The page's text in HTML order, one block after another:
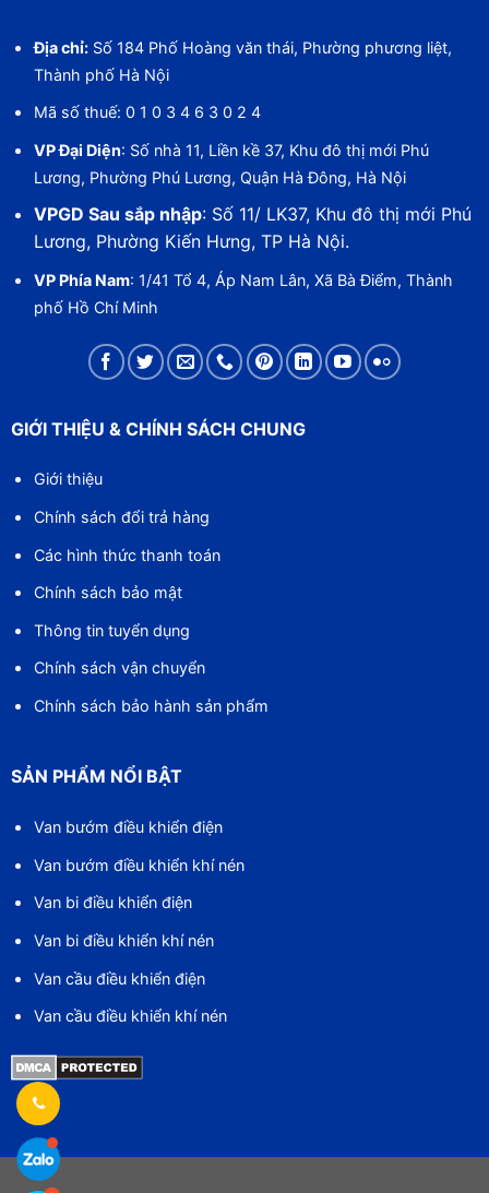
Địa chỉ:Số 184 Phố Hoàng văn thái, Phường phương liệt,
Thành phố Hà Nội
Mã số thuế: 0 1 0 3 4 6 3 0 2 4
VP Đại Diện: Số nhà 11, Liền kề 37, Khu đô thị mới Phú
Lương, Phường Phú Lương, Quận Hà Đông, Hà Nội
VPGD Sau sắp nhập: Số 11/ LK37, Khu đô thị mới Phú
Lương, Phường Kiến Hưng, TP Hà Nội.
VP Phía Nam: 1/41 Tổ 4, Áp Nam Lân, Xã Bà Điểm, Thành
phố Hồ Chí Minh
GIỚI THIỆU & CHÍNH SÁCH CHUNG
Giới thiệu
Chính sách đổi trả hàng
Các hình thức thanh toán
Chính sách bảo mật
Thông tin tuyển dụng
Chính sách vận chuyển
Chính sách bảo hành sản phẩm
SẢN PHẨM NỔI BẬT
Van bướm điều khiển điện
Van bướm điều khiển khí nén
Van bi điều khiển điện
Van bi điều khiển khí nén
Van cầu điều khiển điện
Van cầu điều khiển khí nén